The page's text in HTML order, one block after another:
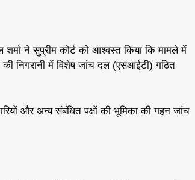
ने सुप्रीम कोर्ट को आश्वस्त किया कि मामले में
निगरानी में विशेष जांच दल (एसआईटी) गठित
और अन्य संबंधित पक्षों की भूमिका की गहन जांच